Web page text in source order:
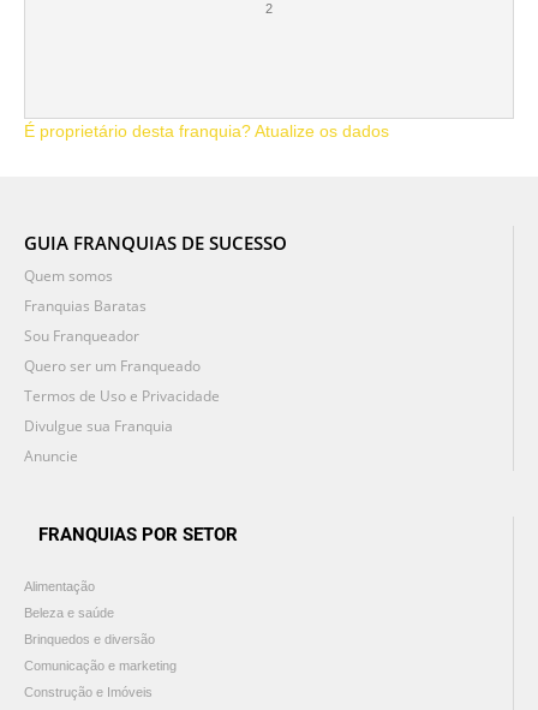
2
É proprietário desta franquia? Atualize os dados
GUIA FRANQUIAS DE SUCESSO
Quem somos
Franquias Baratas
Sou Franqueador
Quero ser um Franqueado
Termos de Uso e Privacidade
Divulgue sua Franquia
Anuncie
FRANQUIAS POR SETOR
Alimentação
Beleza e saúde
Brinquedos e diversão
Comunicação e marketing
Construção e Imóveis